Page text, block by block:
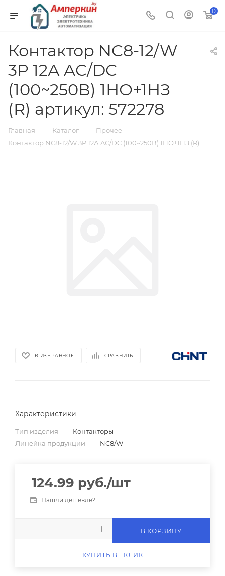
0
Контактор NC8-12/W
3P 12А AC/DC
(100~250В) 1НО+1НЗ
(R) артикул: 572278
Главная — Каталог — Прочее —
Контактор NC8-12/W 3P 12А AC/DC (100~250В) 1НО+1НЗ (R)
В ИЗБРАННОЕ СРАВНИТЬ
Характеристики
Тип изделия — Контакторы
Линейка продукции — NC8/W
124.99 руб./шт
Нашли дешевле?
В КОРЗИНУ
КУПИТЬ В 1 КЛИК